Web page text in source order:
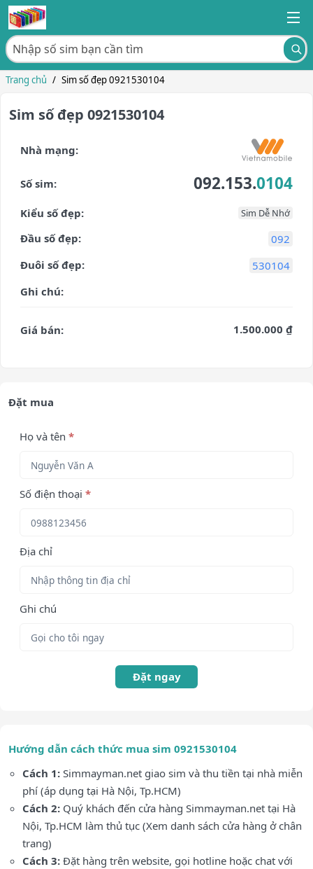
Trang chủ / Sim số đẹp 0921530104
Sim số đẹp 0921530104
Nhà mạng:
Số sim: 092.153.0104
Kiểu số đẹp: Sim Dễ Nhớ
Đầu số đẹp:
092
Đuôi số đẹp:
530104
Ghi chú:
Giá bán: 1.500.000 ₫
Đặt mua
Họ và tên *
Số điện thoại *
Địa chỉ
Ghi chú
Đặt ngay
Hướng dẫn cách thức mua sim 0921530104
Cách 1: Simmayman.net giao sim và thu tiền tại nhà miễn
phí (áp dụng tại Hà Nội, Tp.HCM)
Cách 2: Quý khách đến cửa hàng Simmayman.net tại Hà
Nội, Tp.HCM làm thủ tục (Xem danh sách cửa hàng ở chân
trang)
Cách 3: Đặt hàng trên website, gọi hotline hoặc chat với